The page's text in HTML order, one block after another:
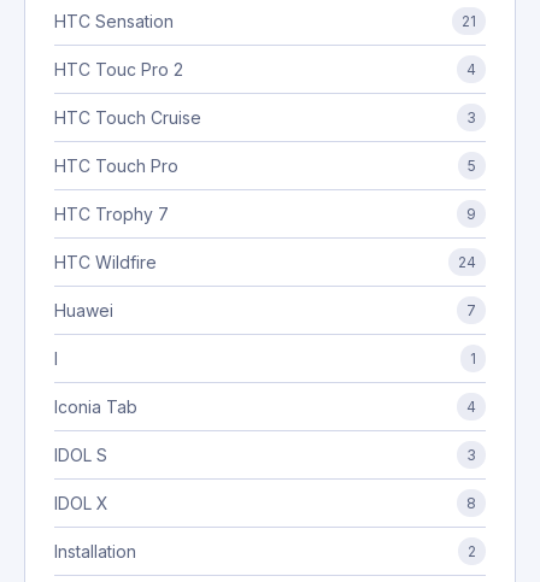
HTC Sensation 21
HTC Touc Pro 2 4
HTC Touch Cruise 3
HTC Touch Pro 5
HTC Trophy 7 9
HTC Wildfire 24
Huawei 7
I 1
Iconia Tab 4
IDOL S 3
IDOL X 8
Installation 2